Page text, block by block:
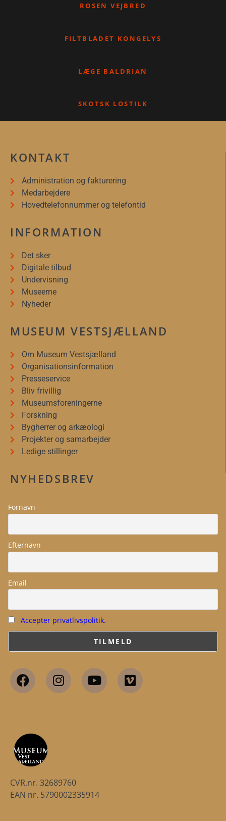
ROSEN VEJBRED
FILTBLADET KONGELYS
LÆGE BALDRIAN
SKOTSK LOSTILK
KONTAKT
Administration og fakturering
Medarbejdere
Hovedtelefonnummer og telefontid
INFORMATION
Det sker
Digitale tilbud
Undervisning
Museerne
Nyheder
MUSEUM VESTSJÆLLAND
Om Museum Vestsjælland
Organisationsinformation
Presseservice
Bliv frivillig
Museumsforeningerne
Forskning
Bygherrer og arkæologi
Projekter og samarbejder
Ledige stillinger
NYHEDSBREV
Fornavn
Efternavn
Email
Accepter privatlivspolitik.
CVR.nr. 32689760
EAN nr. 5790002335914